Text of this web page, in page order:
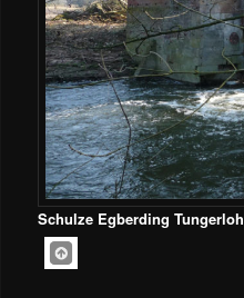
Schulze Egberding Tungerloh